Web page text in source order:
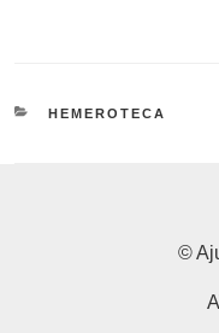
CATEGORÍAS
HEMEROTECA
©